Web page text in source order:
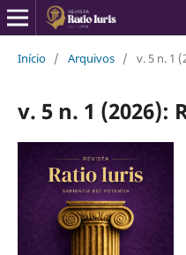
Início / Arquivos / v. 5 n. 1
v. 5 n. 1 (2026):